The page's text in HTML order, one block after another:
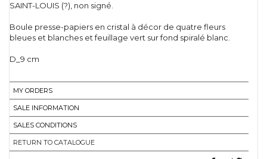
SAINT-LOUIS (?), non signé.
Boule presse-papiers en cristal à décor de quatre fleurs
bleues et blanches et feuillage vert sur fond spiralé blanc.
D_9 cm
MY ORDERS
SALE INFORMATION
SALES CONDITIONS
RETURN TO CATALOGUE